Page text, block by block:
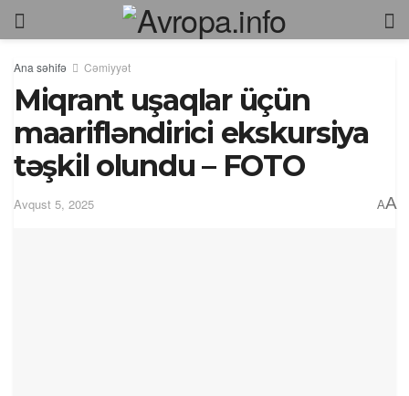
Ana səhifə Cəmiyyət
Miqrant uşaqlar üçün
maarifləndirici ekskursiya
təşkil olundu – FOTO
Avqust 5, 2025 AA